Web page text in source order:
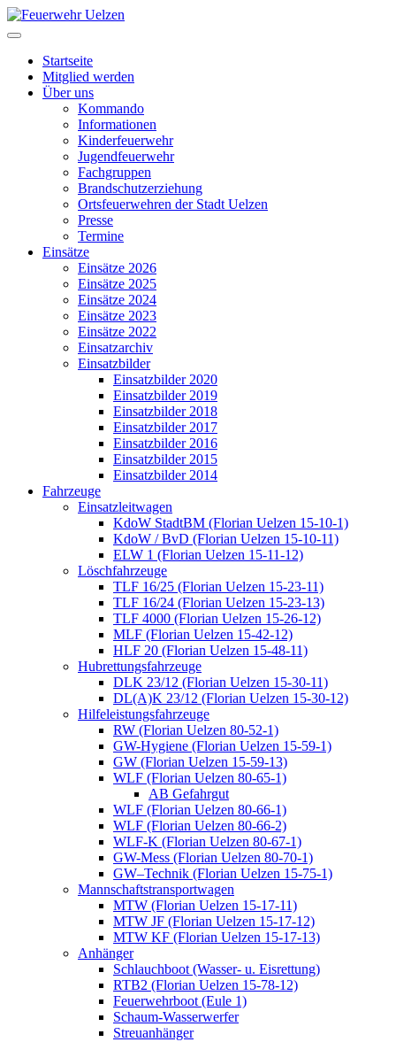
Startseite
Mitglied werden
Über uns
Kommando
Informationen
Kinderfeuerwehr
Jugendfeuerwehr
Fachgruppen
Brandschutzerziehung
Ortsfeuerwehren der Stadt Uelzen
Presse
Termine
Einsätze
Einsätze 2026
Einsätze 2025
Einsätze 2024
Einsätze 2023
Einsätze 2022
Einsatzarchiv
Einsatzbilder
Einsatzbilder 2020
Einsatzbilder 2019
Einsatzbilder 2018
Einsatzbilder 2017
Einsatzbilder 2016
Einsatzbilder 2015
Einsatzbilder 2014
Fahrzeuge
Einsatzleitwagen
KdoW StadtBM (Florian Uelzen 15-10-1)
KdoW / BvD (Florian Uelzen 15-10-11)
ELW 1 (Florian Uelzen 15-11-12)
Löschfahrzeuge
TLF 16/25 (Florian Uelzen 15-23-11)
TLF 16/24 (Florian Uelzen 15-23-13)
TLF 4000 (Florian Uelzen 15-26-12)
MLF (Florian Uelzen 15-42-12)
HLF 20 (Florian Uelzen 15-48-11)
Hubrettungsfahrzeuge
DLK 23/12 (Florian Uelzen 15-30-11)
DL(A)K 23/12 (Florian Uelzen 15-30-12)
Hilfeleistungsfahrzeuge
RW (Florian Uelzen 80-52-1)
GW-Hygiene (Florian Uelzen 15-59-1)
GW (Florian Uelzen 15-59-13)
WLF (Florian Uelzen 80-65-1)
AB Gefahrgut
WLF (Florian Uelzen 80-66-1)
WLF (Florian Uelzen 80-66-2)
WLF-K (Florian Uelzen 80-67-1)
GW-Mess (Florian Uelzen 80-70-1)
GW–Technik (Florian Uelzen 15-75-1)
Mannschaftstransportwagen
MTW (Florian Uelzen 15-17-11)
MTW JF (Florian Uelzen 15-17-12)
MTW KF (Florian Uelzen 15-17-13)
Anhänger
Schlauchboot (Wasser- u. Eisrettung)
RTB2 (Florian Uelzen 15-78-12)
Feuerwehrboot (Eule 1)
Schaum-Wasserwerfer
Streuanhänger